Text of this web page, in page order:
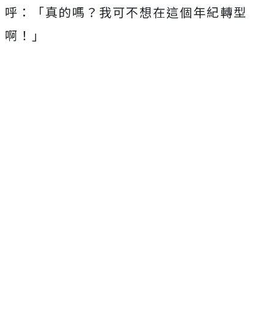
呼：「真的嗎？我可不想在這個年紀轉型
啊！」